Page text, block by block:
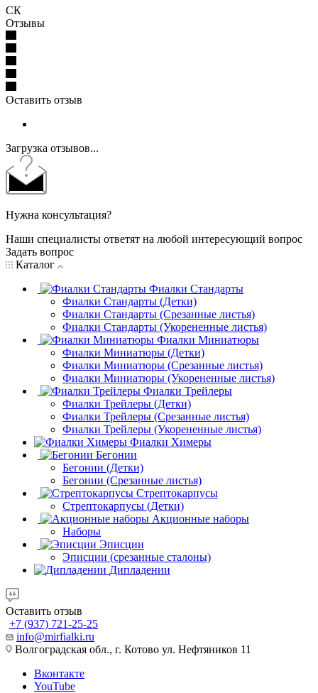
СК
Отзывы
Оставить отзыв
Загрузка отзывов...
Нужна консультация?
Наши специалисты ответят на любой интересующий вопрос
Задать вопрос
Каталог
Фиалки Стандарты
Фиалки Стандарты (Детки)
Фиалки Стандарты (Срезанные листья)
Фиалки Стандарты (Укорененные листья)
Фиалки Миниатюры
Фиалки Миниатюры (Детки)
Фиалки Миниатюры (Срезанные листья)
Фиалки Миниатюры (Укорененные листья)
Фиалки Трейлеры
Фиалки Трейлеры (Детки)
Фиалки Трейлеры (Срезанные листья)
Фиалки Трейлеры (Укорененные листья)
Фиалки Химеры
Бегонии
Бегонии (Детки)
Бегонии (Срезанные листья)
Стрептокарпусы
Стрептокарпусы (Детки)
Акционные наборы
Наборы
Эписции
Эписции (срезанные сталоны)
Дипладении
Оставить отзыв
+7 (937) 721-25-25
info@mirfialki.ru
Волгоградская обл., г. Котово ул. Нефтяников 11
Вконтакте
YouTube